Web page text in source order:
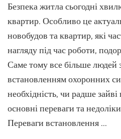
Безпека житла сьогодні
квартир. Особливо це
новобудов та квартир, які
нагляду під час роботи,
Саме тому все більше людей
встановленням охоронних
необхідність, чи радше
основні переваги та
Переваги встановлення …